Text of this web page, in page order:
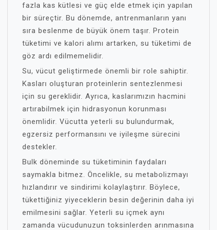
fazla kas kütlesi ve güç elde etmek için yapılan
bir süreçtir. Bu dönemde, antrenmanların yanı
sıra beslenme de büyük önem taşır. Protein
tüketimi ve kalori alımı artarken, su tüketimi de
göz ardı edilmemelidir.
Su, vücut geliştirmede önemli bir role sahiptir.
Kasları oluşturan proteinlerin sentezlenmesi
için su gereklidir. Ayrıca, kaslarımızın hacmini
artırabilmek için hidrasyonun korunması
önemlidir. Vücutta yeterli su bulundurmak,
egzersiz performansını ve iyileşme sürecini
destekler.
Bulk döneminde su tüketiminin faydaları
saymakla bitmez. Öncelikle, su metabolizmayı
hızlandırır ve sindirimi kolaylaştırır. Böylece,
tükettiğiniz yiyeceklerin besin değerinin daha iyi
emilmesini sağlar. Yeterli su içmek aynı
zamanda vücudunuzun toksinlerden arınmasına